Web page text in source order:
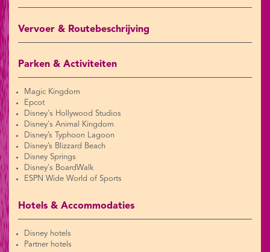
Vervoer & Routebeschrijving
Parken & Activiteiten
Magic Kingdom
Epcot
Disney's Hollywood Studios
Disney's Animal Kingdom
Disney’s Typhoon Lagoon
Disney’s Blizzard Beach
Disney Springs
Disney's BoardWalk
ESPN Wide World of Sports
Hotels & Accommodaties
Disney hotels
Partner hotels